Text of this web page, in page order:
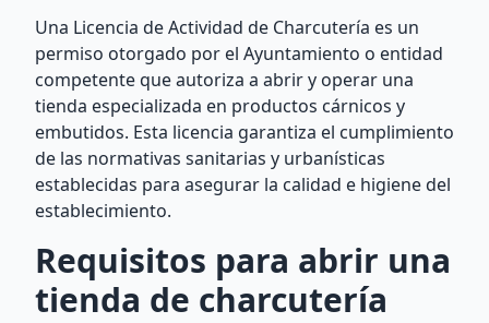
Una Licencia de Actividad de Charcutería es un
permiso otorgado por el Ayuntamiento o entidad
competente que autoriza a abrir y operar una
tienda especializada en productos cárnicos y
embutidos. Esta licencia garantiza el cumplimiento
de las normativas sanitarias y urbanísticas
establecidas para asegurar la calidad e higiene del
establecimiento.
Requisitos para abrir una
tienda de charcutería